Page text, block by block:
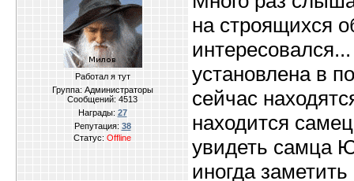
Работал я тут
Группа: Администраторы
Сообщений: 4513
Награды: 27
Репутация: 38
Статус: Offline
на строящихся
установлена в
сейчас
находится
увидеть самца
иногда